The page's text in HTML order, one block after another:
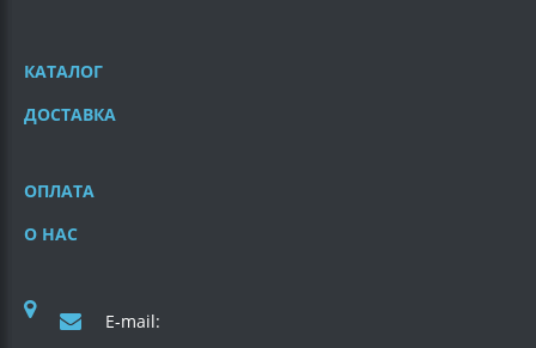
КАТАЛОГ
ДОСТАВКА
ОПЛАТА
О НАС
E-mail: